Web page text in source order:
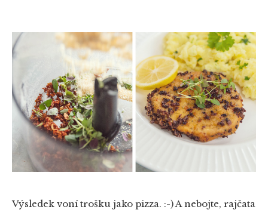
Výsledek voní trošku jako pizza. :-) A nebojte, rajčata